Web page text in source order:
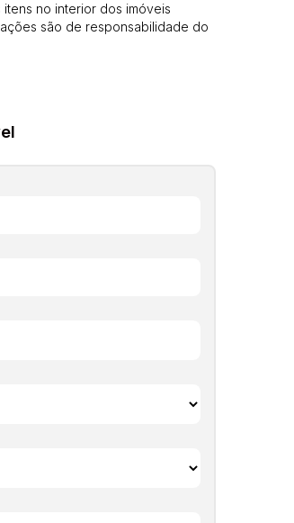
no interior dos imóveis
são de responsabilidade do